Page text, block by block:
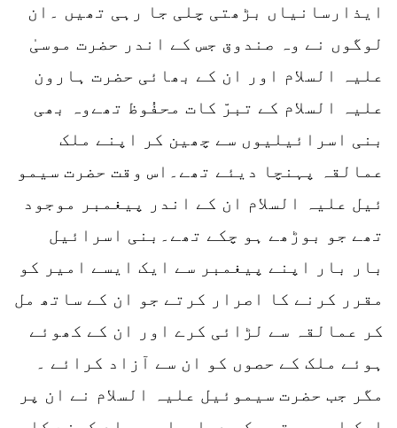
ایذارسانیاں بڑھتی چلی جا رہی تھیں ۔ان
لوگوں نے وہ صندوق جس کے اندر حضرت موسیٰ
علیہ السلام اور ان کے بھائی حضرت ہارون
علیہ السلام کے تبرّ کات محفُوظ تھےوہ بھی
بنی اسرائیلیوں سے چھین کر اپنے ملک
عمالقہ پہنچا دیئے تھے۔اس وقت حضرت سیمو
ئیل علیہ السلام ان کے اندر پیغمبر موجود
تھے جو بوڑھے ہو چکے تھے۔بنی اسرائیل
بار بار اپنے پیغمبر سے ایک ایسے امیر کو
مقرر کرنے کا اصرار کرتے جو ان کے ساتھ مل
کر عمالقہ سے لڑائی کرے اور ان کے کھوئے
ہوئے ملک کے حصوں کو ان سے آزاد کرائے ۔
مگر جب حضرت سیموئیل علیہ السلام نے ان پر